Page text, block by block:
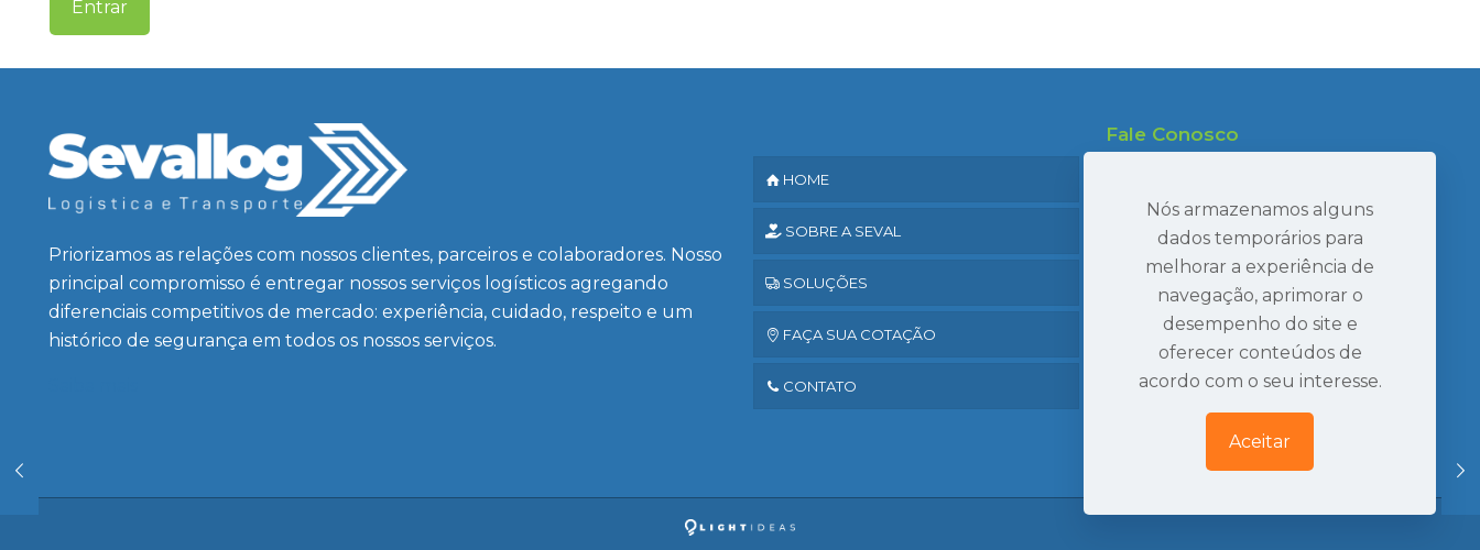
Priorizamos as relações com nossos clientes, parceiros e colaboradores. Nosso
principal compromisso é entregar nossos serviços logísticos agregando
diferenciais competitivos de mercado: experiência, cuidado, respeito e um
histórico de segurança em todos os nossos serviços.
HOME
SOBRE A SEVAL
SOLUÇÕES
FAÇA SUA COTAÇÃO
CONTATO
Fale Conosco
47 3407-2269
seval@sevaltransportes.com.br
Rod. dos Móveis, 2060, Sala 05
Mato Preto, São Bento do Sul | SC
Ver Localização
Nós armazenamos alguns
dados temporários para
melhorar a experiência de
navegação, aprimorar o
desempenho do site e
oferecer conteúdos de
acordo com o seu interesse.
Aceitar